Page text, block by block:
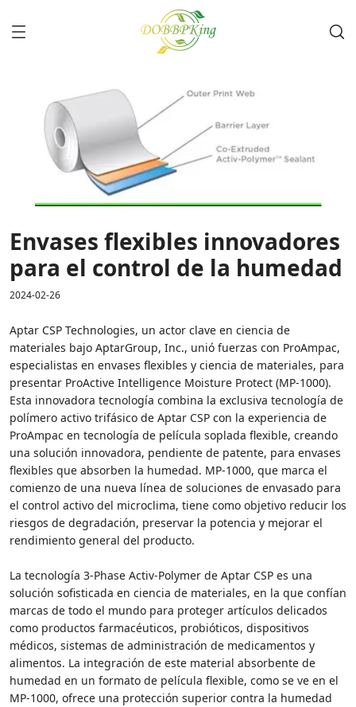
Envases flexibles innovadores
para el control de la humedad
2024-02-26
Aptar CSP Technologies, un actor clave en ciencia de
materiales bajo AptarGroup, Inc., unió fuerzas con ProAmpac,
especialistas en envases flexibles y ciencia de materiales, para
presentar ProActive Intelligence Moisture Protect (MP-1000).
Esta innovadora tecnología combina la exclusiva tecnología de
polímero activo trifásico de Aptar CSP con la experiencia de
ProAmpac en tecnología de película soplada flexible, creando
una solución innovadora, pendiente de patente, para envases
flexibles que absorben la humedad. MP-1000, que marca el
comienzo de una nueva línea de soluciones de envasado para
el control activo del microclima, tiene como objetivo reducir los
riesgos de degradación, preservar la potencia y mejorar el
rendimiento general del producto.
La tecnología 3-Phase Activ-Polymer de Aptar CSP es una
solución sofisticada en ciencia de materiales, en la que confían
marcas de todo el mundo para proteger artículos delicados
como productos farmacéuticos, probióticos, dispositivos
médicos, sistemas de administración de medicamentos y
alimentos. La integración de este material absorbente de
humedad en un formato de película flexible, como se ve en el
MP-1000, ofrece una protección superior contra la humedad